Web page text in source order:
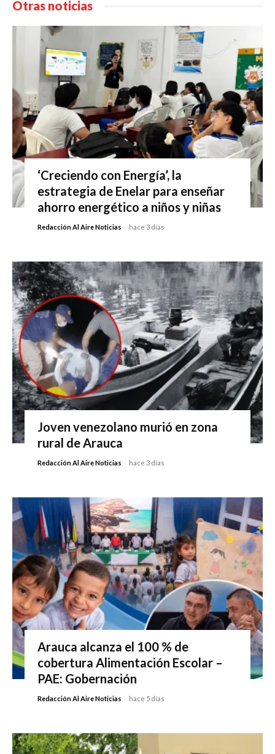
Otras noticias
‘Creciendo con Energía’, la
estrategia de Enelar para enseñar
ahorro energético a niños y niñas
Redacción Al Aire Noticias - hace 3 días
Joven venezolano murió en zona
rural de Arauca
Redacción Al Aire Noticias - hace 3 días
Arauca alcanza el 100 % de
cobertura Alimentación Escolar –
PAE: Gobernación
Redacción Al Aire Noticias - hace 5 días